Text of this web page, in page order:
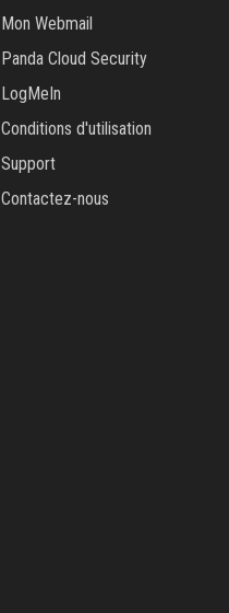
Mon Webmail
Panda Cloud Security
LogMeIn
Conditions d'utilisation
Support
Contactez-nous